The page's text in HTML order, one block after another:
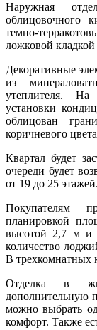
Наружная
облицовочного
темно-
ложковой
Декоративные
из
утеплителя.
установки
облицован
коричневого
Квартал будет
очереди будет
от 19 до 25 этажей.
Покупателям
планировкой
высотой 2,7 м и
количество
В трехкомнатных
Отделка в
дополнительную
можно выбрать
комфорт. Также